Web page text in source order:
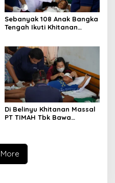
Sebanyak 108 Anak Bangka
Tengah Ikuti Khitanan
Di Belinyu Khitanan Massal
PT TIMAH Tbk Bawa